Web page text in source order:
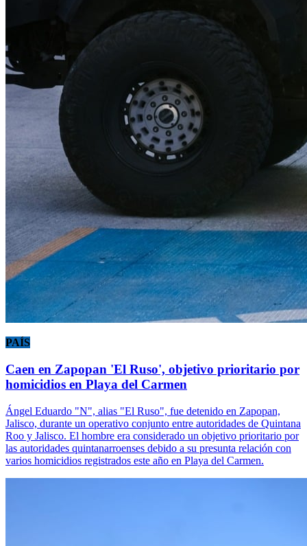
PAÍS
Caen en Zapopan 'El Ruso', objetivo prioritario por
homicidios en Playa del Carmen
Ángel Eduardo "N", alias "El Ruso", fue detenido en Zapopan,
Jalisco, durante un operativo conjunto entre autoridades de Quintana
Roo y Jalisco. El hombre era considerado un objetivo prioritario por
las autoridades quintanarroenses debido a su presunta relación con
varios homicidios registrados este año en Playa del Carmen.